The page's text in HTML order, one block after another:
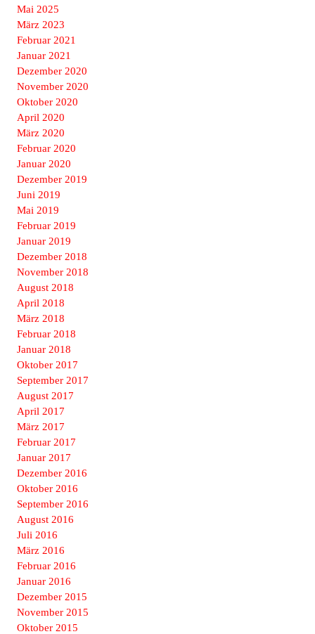
Mai 2025
März 2023
Februar 2021
Januar 2021
Dezember 2020
November 2020
Oktober 2020
April 2020
März 2020
Februar 2020
Januar 2020
Dezember 2019
Juni 2019
Mai 2019
Februar 2019
Januar 2019
Dezember 2018
November 2018
August 2018
April 2018
März 2018
Februar 2018
Januar 2018
Oktober 2017
September 2017
August 2017
April 2017
März 2017
Februar 2017
Januar 2017
Dezember 2016
Oktober 2016
September 2016
August 2016
Juli 2016
März 2016
Februar 2016
Januar 2016
Dezember 2015
November 2015
Oktober 2015